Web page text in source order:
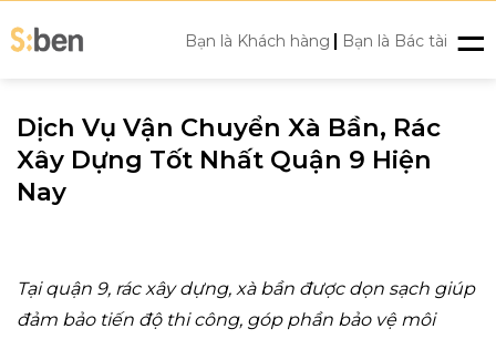
to
Bạn là Khách hàng | Bạn là Bác tài
Dịch Vụ Vận Chuyển Xà Bần, Rác
Xây Dựng Tốt Nhất Quận 9 Hiện
Nay
Tại quận 9, rác xây dựng, xà bần được dọn sạch giúp
đảm bảo tiến độ thi công, góp phần bảo vệ môi